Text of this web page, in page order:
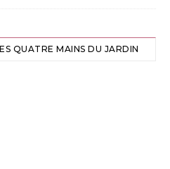
QUATRE MAINS DU JARDIN